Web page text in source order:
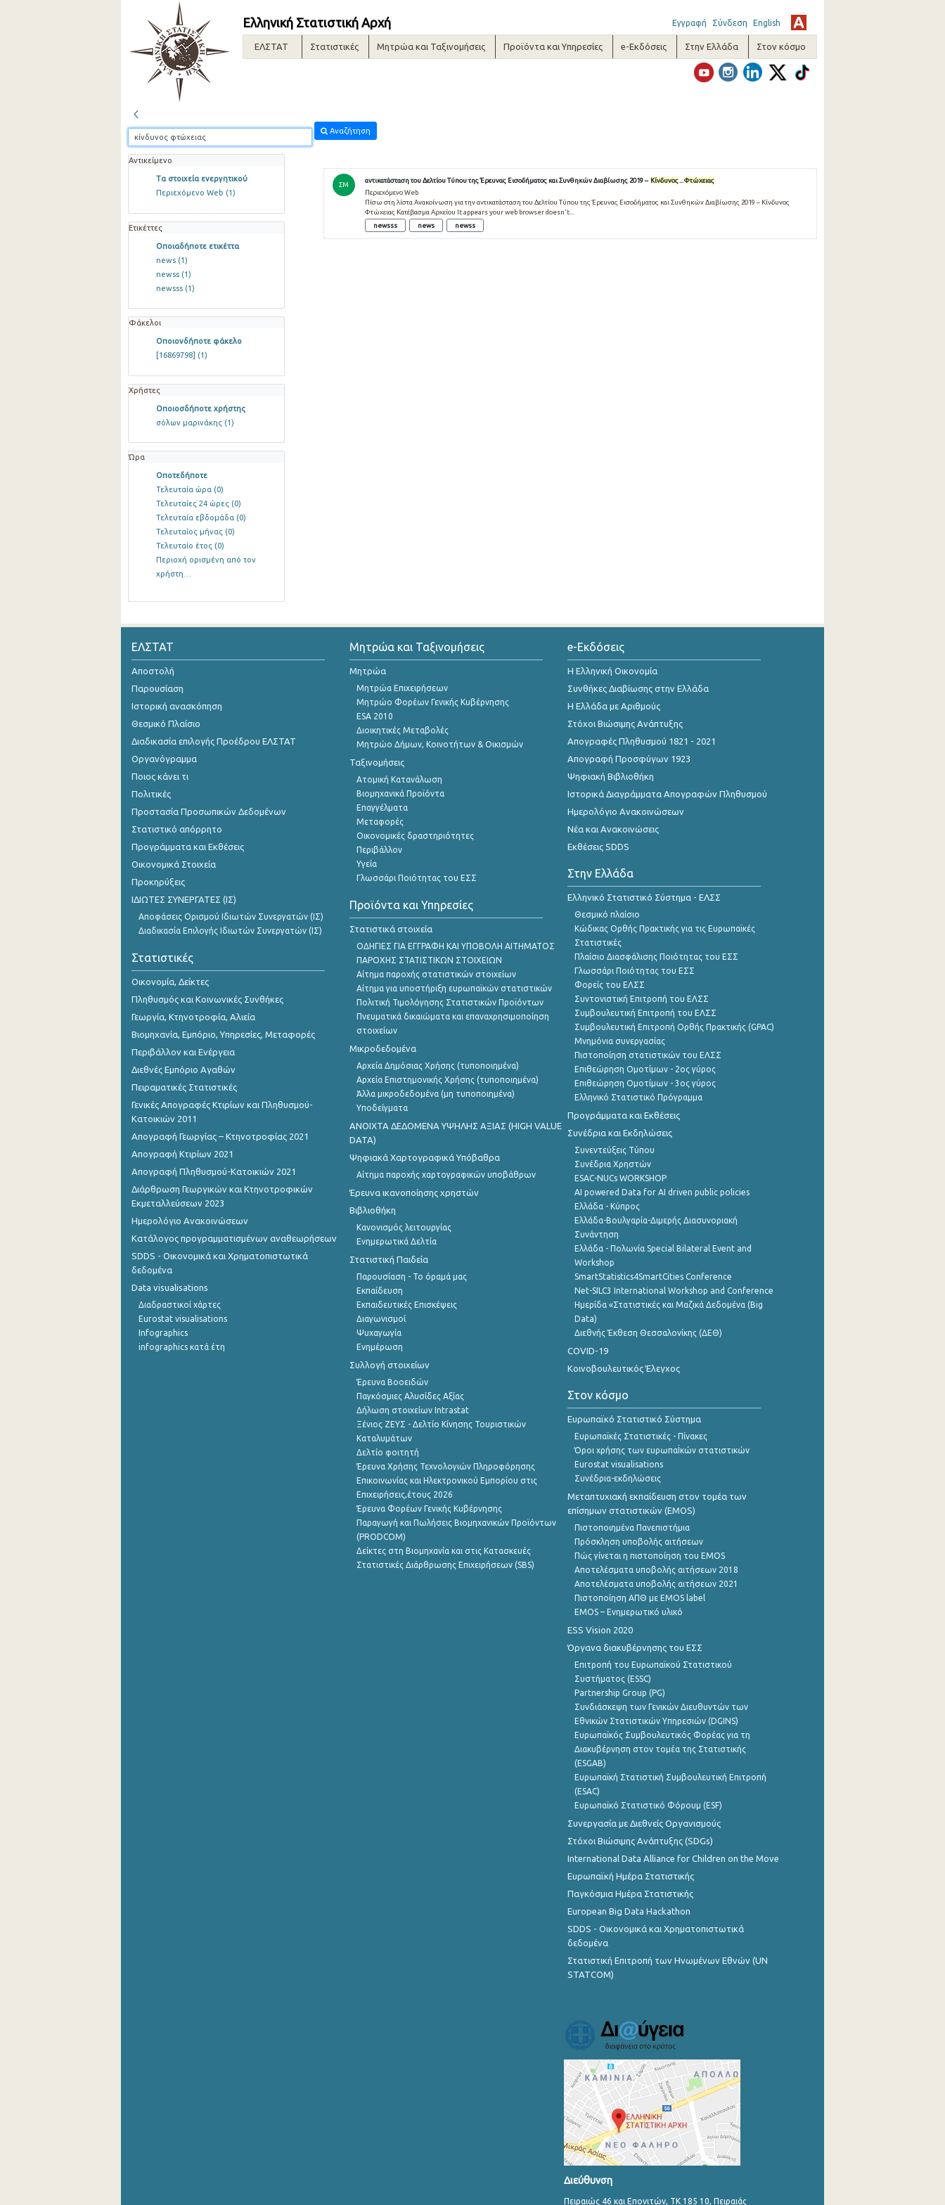
Ελληνική Στατιστική Αρχή Εγγραφή Σύνδεση English
ΕΛΣΤΑΤ Στατιστικές Μητρώα και Ταξινομήσεις Προϊόντα και Υπηρεσίες e-Εκδόσεις Στην Ελλάδα Στον κόσμο
Αναζήτηση
Αντικείμενο
Τα στοιχεία ενεργητικού
Περιεχόμενο Web (1)
Ετικέττες
Οποιαδήποτε ετικέττα
news (1)
newss (1)
newsss (1)
Φάκελοι
Οποιονδήποτε φάκελο
[16869798]
(1)
Χρήστες
Οποιοσδήποτε χρήστης
σόλων μαρινάκης (1)
Ώρα
Οποτεδήποτε
Τελευταία ώρα (0)
Τελευταίες 24 ώρες (0)
Τελευταία εβδομάδα (0)
Τελευταίος μήνας (0)
Τελευταίο έτος (0)
Περιοχή ορισμένη από τον
χρήστη…
ΣΜ
αντικατάσταση του Δελτίου Τύπου της Έρευνας Εισοδήματος και Συνθηκών Διαβίωσης 2019 – Κίνδυνος...Φτώχειας
Περιεχόμενο Web
Πίσω στη λίστα Ανακοίνωση για την αντικατάσταση του Δελτίου Τύπου της Έρευνας Εισοδήματος και Συνθηκών Διαβίωσης 2019 – Κίνδυνος
Φτώχειας Κατέβασμα Αρχείου It appears your web browser doesn't...
newsss
news newss
ΕΛΣΤΑΤ
Αποστολή
Παρουσίαση
Ιστορική ανασκόπηση
Θεσμικό Πλαίσιο
Διαδικασία επιλογής Προέδρου ΕΛΣΤΑΤ
Οργανόγραμμα
Ποιος κάνει τι
Πολιτικές
Προστασία Προσωπικών Δεδομένων
Στατιστικό απόρρητο
Προγράμματα και Εκθέσεις
Οικονομικά Στοιχεία
Προκηρύξεις
ΙΔΙΩΤΕΣ ΣΥΝΕΡΓΑΤΕΣ (ΙΣ)
Αποφάσεις Ορισμού Ιδιωτών Συνεργατών (ΙΣ)
Διαδικασία Επιλογής Ιδιωτών Συνεργατών (ΙΣ)
Στατιστικές
Οικονομία, Δείκτες
Πληθυσμός και Κοινωνικές Συνθήκες
Γεωργία, Κτηνοτροφία, Αλιεία
Βιομηχανία, Εμπόριο, Υπηρεσίες, Μεταφορές
Περιβάλλον και Ενέργεια
Διεθνές Εμπόριο Αγαθών
Πειραματικές Στατιστικές
Γενικές Απογραφές Κτιρίων και Πληθυσμού-
Κατοικιών 2011
Απογραφή Γεωργίας – Κτηνοτροφίας 2021
Απογραφή Κτιρίων 2021
Απογραφή Πληθυσμού-Κατοικιών 2021
Διάρθρωση Γεωργικών και Κτηνοτροφικών
Εκμεταλλεύσεων 2023
Ημερολόγιο Ανακοινώσεων
Κατάλογος προγραμματισμένων αναθεωρήσεων
SDDS - Οικονομικά και Χρηματοπιστωτικά
δεδομένα
Data visualisations
Διαδραστικοί χάρτες
Eurostat visualisations
Infographics
infographics κατά έτη
Μητρώα και Ταξινομήσεις
Μητρώα
Μητρώα Επιχειρήσεων
Μητρώο Φορέων Γενικής Κυβέρνησης
ESA 2010
Διοικητικές Μεταβολές
Μητρώο Δήμων, Κοινοτήτων & Οικισμών
Ταξινομήσεις
Ατομική Κατανάλωση
Βιομηχανικά Προϊόντα
Επαγγέλματα
Μεταφορές
Οικονομικές δραστηριότητες
Περιβάλλον
Υγεία
Γλωσσάρι Ποιότητας του ΕΣΣ
Προϊόντα και Υπηρεσίες
Στατιστικά στοιχεία
ΟΔΗΓΙΕΣ ΓΙΑ ΕΓΓΡΑΦΗ ΚΑΙ ΥΠΟΒΟΛΗ ΑΙΤΗΜΑΤΟΣ
ΠΑΡΟΧΗΣ ΣΤΑΤΙΣΤΙΚΩΝ ΣΤΟΙΧΕΙΩΝ
Αίτημα παροχής στατιστικών στοιχείων
Αίτημα για υποστήριξη ευρωπαϊκών στατιστικών
Πολιτική Τιμολόγησης Στατιστικών Προϊόντων
Πνευματικά δικαιώματα και επαναχρησιμοποίηση
στοιχείων
Μικροδεδομένα
Αρχεία Δημόσιας Χρήσης (τυποποιημένα)
Αρχεία Επιστημονικής Χρήσης (τυποποιημένα)
Άλλα μικροδεδομένα (μη τυποποιημένα)
Υποδείγματα
ANOIXTA ΔΕΔΟΜΕΝΑ ΥΨΗΛΗΣ ΑΞΙΑΣ (HIGH VALUE
DATA)
Ψηφιακά Χαρτογραφικά Υπόβαθρα
Αίτημα παροχής χαρτογραφικών υποβάθρων
Έρευνα ικανοποίησης χρηστών
Βιβλιοθήκη
Κανονισμός λειτουργίας
Ενημερωτικά Δελτία
Στατιστική Παιδεία
Παρουσίαση - Το όραμά μας
Εκπαίδευση
Εκπαιδευτικές Επισκέψεις
Διαγωνισμοί
Ψυχαγωγία
Ενημέρωση
Συλλογή στοιχείων
Έρευνα Βοοειδών
Παγκόσμιες Αλυσίδες Αξίας
Δήλωση στοιχείων Intrastat
Ξένιος ΖΕΥΣ - Δελτίο Κίνησης Τουριστικών
Καταλυμάτων
Δελτίο φοιτητή
Έρευνα Χρήσης Τεχνολογιών Πληροφόρησης
Επικοινωνίας και Ηλεκτρονικού Εμπορίου στις
Επιχειρήσεις,έτους 2026
Έρευνα Φορέων Γενικής Κυβέρνησης
Παραγωγή και Πωλήσεις Βιομηχανικών Προϊόντων
(PRODCOM)
Δείκτες στη Βιομηχανία και στις Κατασκευές
Στατιστικές Διάρθρωσης Επιχειρήσεων (SBS)
e-Εκδόσεις
Η Ελληνική Οικονομία
Συνθήκες Διαβίωσης στην Ελλάδα
Η Ελλάδα με Αριθμούς
Στόχοι Βιώσιμης Ανάπτυξης
Απογραφές Πληθυσμού 1821 - 2021
Απογραφή Προσφύγων 1923
Ψηφιακή Βιβλιοθήκη
Ιστορικά Διαγράμματα Απογραφών Πληθυσμού
Ημερολόγιο Ανακοινώσεων
Νέα και Ανακοινώσεις
Εκθέσεις SDDS
Στην Ελλάδα
Ελληνικό Στατιστικό Σύστημα - ΕΛΣΣ
Θεσμικό πλαίσιο
Κώδικας Ορθής Πρακτικής για τις Ευρωπαϊκές
Στατιστικές
Πλαίσιο Διασφάλισης Ποιότητας του ΕΣΣ
Γλωσσάρι Ποιότητας του ΕΣΣ
Φορείς του ΕΛΣΣ
Συντονιστική Επιτροπή του ΕΛΣΣ
Συμβουλευτική Επιτροπή του ΕΛΣΣ
Συμβουλευτική Επιτροπή Ορθής Πρακτικής (GPAC)
Μνημόνια συνεργασίας
Πιστοποίηση στατιστικών του ΕΛΣΣ
Επιθεώρηση Ομοτίμων - 2ος γύρος
Επιθεώρηση Ομοτίμων - 3ος γύρος
Ελληνικό Στατιστικό Πρόγραμμα
Προγράμματα και Εκθέσεις
Συνέδρια και Εκδηλώσεις
Συνεντεύξεις Τύπου
Συνέδρια Χρηστών
ESAC-NUCs WORKSHOP
AI powered Data for AI driven public policies
Ελλάδα - Κύπρος
Ελλάδα-Βουλγαρία-Διμερής Διασυνοριακή
Συνάντηση
Ελλάδα - Πολωνία Special Bilateral Event and
Workshop
SmartStatistics4SmartCities Conference
Net-SILC3 International Workshop and Conference
Ημερίδα «Στατιστικές και Μαζικά Δεδομένα (Big
Data)
Διεθνής Έκθεση Θεσσαλονίκης (ΔΕΘ)
COVID-19
Κοινοβουλευτικός Έλεγχος
Στον κόσμο
Ευρωπαϊκό Στατιστικό Σύστημα
Ευρωπαϊκές Στατιστικές - Πίνακες
Όροι χρήσης των ευρωπαΪκών στατιστικών
Eurostat visualisations
Συνέδρια-εκδηλώσεις
Μεταπτυχιακή εκπαίδευση στον τομέα των
επίσημων στατιστικών (EMOS)
Πιστοποιημένα Πανεπιστήμια
Πρόσκληση υποβολής αιτήσεων
Πώς γίνεται η πιστοποίηση του EMOS
Αποτελέσματα υποβολής αιτήσεων 2018
Αποτελέσματα υποβολής αιτήσεων 2021
Πιστοποίηση ΑΠΘ με EMOS label
EMOS – Ενημερωτικό υλικό
ESS Vision 2020
Όργανα διακυβέρνησης του ΕΣΣ
Επιτροπή του Ευρωπαϊκού Στατιστικού
Συστήματος (ESSC)
Partnership Group (PG)
Συνδιάσκεψη των Γενικών Διευθυντών των
Εθνικών Στατιστικών Υπηρεσιών (DGINS)
Ευρωπαϊκός Συμβουλευτικός Φορέας για τη
Διακυβέρνηση στον τομέα της Στατιστικής
(ESGAB)
Ευρωπαϊκή Στατιστική Συμβουλευτική Επιτροπή
(ESAC)
Ευρωπαϊκό Στατιστικό Φόρουμ (ESF)
Συνεργασία με Διεθνείς Οργανισμούς
Στόχοι Βιώσιμης Ανάπτυξης (SDGs)
International Data Alliance for Children on the Move
Ευρωπαϊκή Ημέρα Στατιστικής
Παγκόσμια Ημέρα Στατιστικής
European Big Data Hackathon
SDDS - Οικονομικά και Χρηματοπιστωτικά
δεδομένα
Στατιστική Επιτροπή των Ηνωμένων Εθνών (UN
STATCOM)
Διεύθυνση
Πειραιώς 46 και Επονιτών, ΤΚ 185 10, Πειραιάς